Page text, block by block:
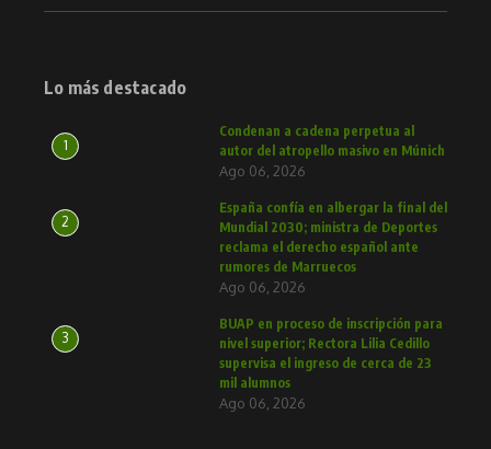
Lo más destacado
1
Condenan a cadena perpetua al
autor del atropello masivo en Múnich
Ago 06, 2026
2
España confía en albergar la final del
Mundial 2030; ministra de Deportes
reclama el derecho español ante
rumores de Marruecos
Ago 06, 2026
3
BUAP en proceso de inscripción para
nivel superior; Rectora Lilia Cedillo
supervisa el ingreso de cerca de 23
mil alumnos
Ago 06, 2026